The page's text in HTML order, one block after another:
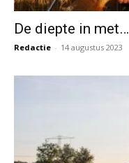
De diepte in met…
Redactie - 14 augustus 2023